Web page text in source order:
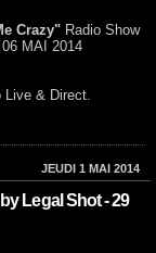
Crazy" Radio Show
MAI 2014
Live & Direct.
JEUDI 1 MAI 2014
Legal Shot - 29